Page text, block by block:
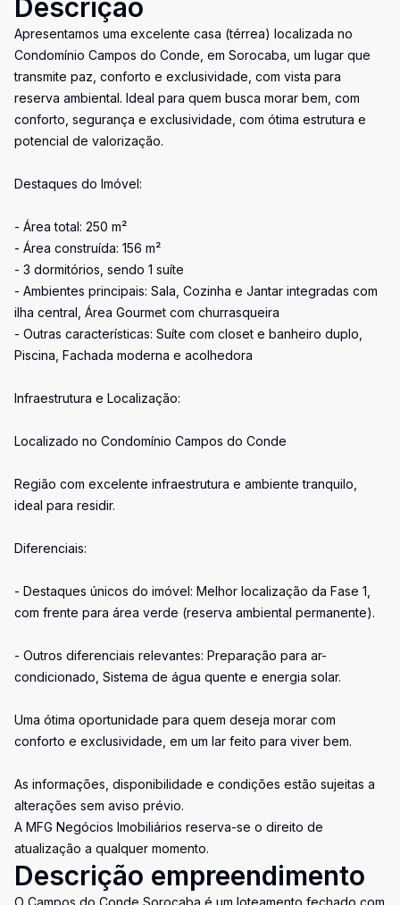
Descrição
Apresentamos uma excelente casa (térrea) localizada no
Condomínio Campos do Conde, em Sorocaba, um lugar que
transmite paz, conforto e exclusividade, com vista para
reserva ambiental. Ideal para quem busca morar bem, com
conforto, segurança e exclusividade, com ótima estrutura e
potencial de valorização.
Destaques do Imóvel:
- Área total: 250 m²
- Área construída: 156 m²
- 3 dormitórios, sendo 1 suíte
- Ambientes principais: Sala, Cozinha e Jantar integradas com
ilha central, Área Gourmet com churrasqueira
- Outras características: Suíte com closet e banheiro duplo,
Piscina, Fachada moderna e acolhedora
Infraestrutura e Localização:
Localizado no Condomínio Campos do Conde
Região com excelente infraestrutura e ambiente tranquilo,
ideal para residir.
Diferenciais:
- Destaques únicos do imóvel: Melhor localização da Fase 1,
com frente para área verde (reserva ambiental permanente).
- Outros diferenciais relevantes: Preparação para ar-
condicionado, Sistema de água quente e energia solar.
Uma ótima oportunidade para quem deseja morar com
conforto e exclusividade, em um lar feito para viver bem.
As informações, disponibilidade e condições estão sujeitas a
alterações sem aviso prévio.
A MFG Negócios Imobiliários reserva-se o direito de
atualização a qualquer momento.
Descrição empreendimento
O Campos do Conde Sorocaba é um loteamento fechado com